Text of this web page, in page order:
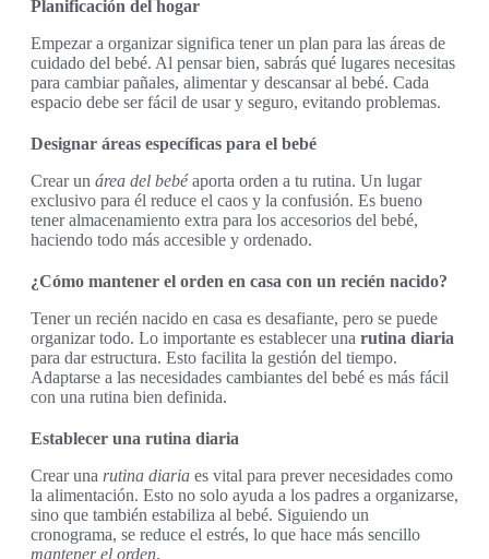
Planificación del hogar
Empezar a organizar significa tener un plan para las áreas de
cuidado del bebé. Al pensar bien, sabrás qué lugares necesitas
para cambiar pañales, alimentar y descansar al bebé. Cada
espacio debe ser fácil de usar y seguro, evitando problemas.
Designar áreas específicas para el bebé
Crear un área del bebéaporta orden a tu rutina. Un lugar
exclusivo para él reduce el caos y la confusión. Es bueno
tener almacenamiento extra para los accesorios del bebé,
haciendo todo más accesible y ordenado.
¿Cómo mantener el orden en casa con un recién nacido?
Tener un recién nacido en casa es desafiante, pero se puede
organizar todo. Lo importante es establecer una rutina diaria
para dar estructura. Esto facilita la gestión del tiempo.
Adaptarse a las necesidades cambiantes del bebé es más fácil
con una rutina bien definida.
Establecer una rutina diaria
Crear una rutina diaria es vital para prever necesidades como
la alimentación. Esto no solo ayuda a los padres a organizarse,
sino que también estabiliza al bebé. Siguiendo un
cronograma, se reduce el estrés, lo que hace más sencillo
mantener el orden.